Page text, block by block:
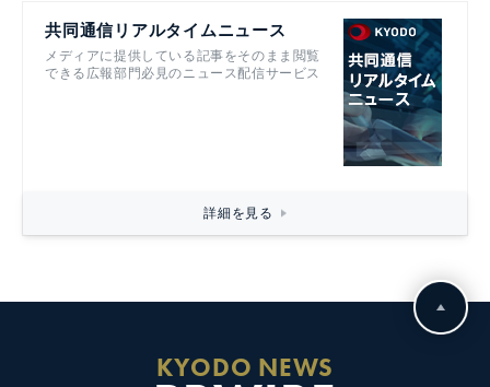
共同通信リアルタイムニュース
メディアに提供している記事をそのまま閲覧
できる広報部門必見のニュース配信サービス
詳細を見る
KYODO NEWS